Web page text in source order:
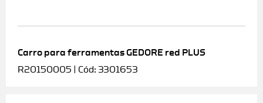
Carro para ferramentas GEDORE red PLUS
R20150005 | Cód: 3301653